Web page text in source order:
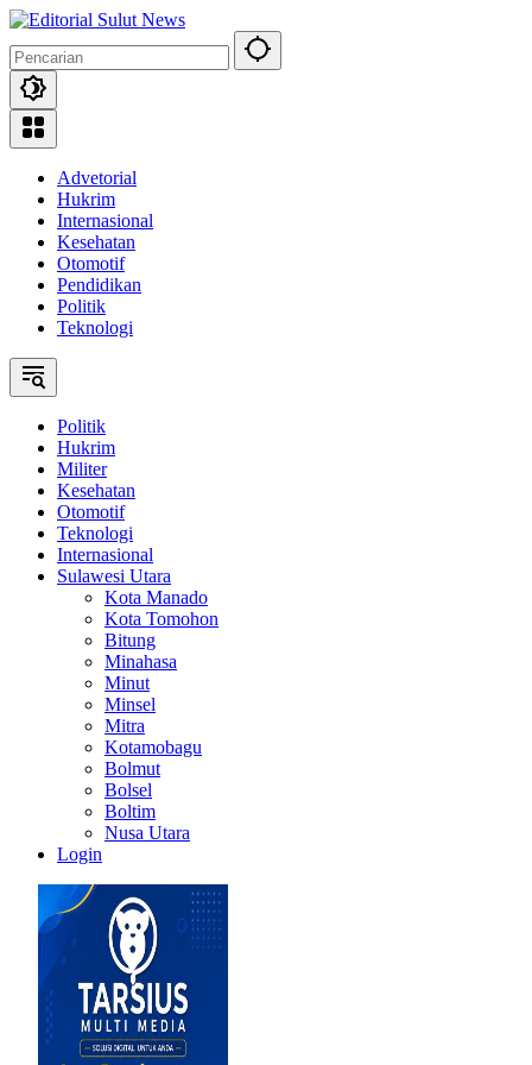
Langsung
konten
Advetorial
Hukrim
Internasional
Kesehatan
Otomotif
Pendidikan
Politik
Teknologi
Politik
Hukrim
Militer
Kesehatan
Otomotif
Teknologi
Internasional
Sulawesi Utara
Kota Manado
Kota Tomohon
Bitung
Minahasa
Minut
Minsel
Mitra
Kotamobagu
Bolmut
Bolsel
Boltim
Nusa Utara
Login